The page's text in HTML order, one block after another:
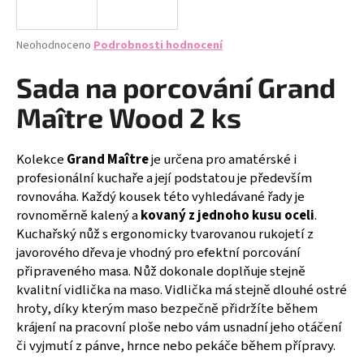
Průměrné
produktu
je
0,0
z
hvězdiček.
Neohodnoceno Podrobnosti hodnocení
Sada na porcování Grand
Maître Wood 2 ks
KolekceGrand Maîtreje určena pro amatérské i
profesionální kuchaře a její podstatou je především
rovnováha. Každý kousek této vyhledávané řady je
rovnoměrně kalený akovaný z jednoho kusu oceli.
Kuchařský nůž s ergonomicky tvarovanou rukojetí z
javorového dřeva je vhodný pro efektní porcování
připraveného masa. Nůž dokonale doplňuje stejně
kvalitní vidlička na maso. Vidlička má stejně dlouhé ostré
hroty, díky kterým maso bezpečně přidržíte během
krájení na pracovní ploše nebo vám usnadní jeho otáčení
či vyjmutí z pánve, hrnce nebo pekáče během přípravy.
j
t
?
HLEDAT
D
o
p
o
r
u